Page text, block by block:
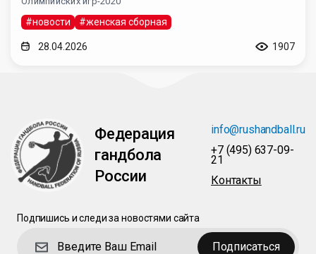
#новости #женская сборная
28.04.2026 1907
Федерация
гандбола
России
info@rushandball.ru
+7 (495) 637-09-
21
Контакты
Подпишись и следи за новостями сайта
Подписаться